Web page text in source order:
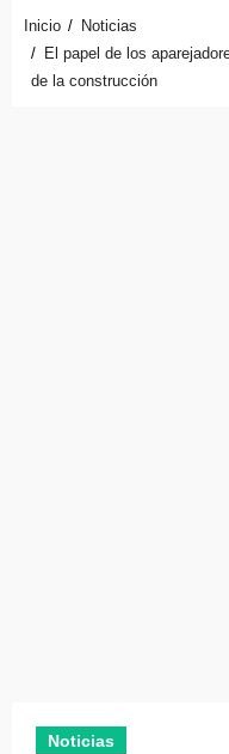
Inicio
Noticias
El papel de los
de la construcción
Noticias